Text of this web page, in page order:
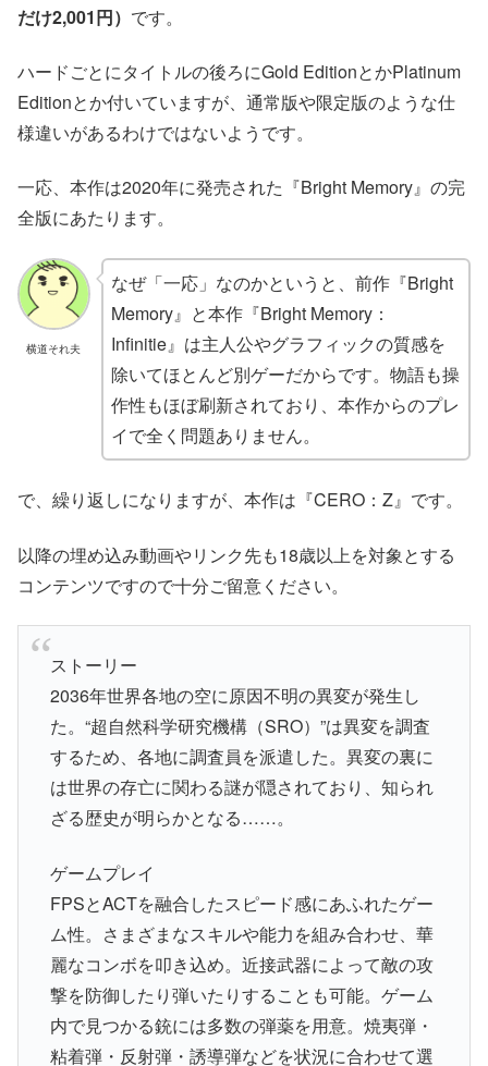
だけ2,001円） です。
ハードごとにタイトルの後ろにGold EditionとかPlatinum
Editionとか付いていますが、通常版や限定版のような仕
様違いがあるわけではないようです。
一応、本作は2020年に発売された『Bright Memory』の完
全版にあたります。
横道それ夫
なぜ「一応」なのかというと、前作『Bright
Memory』と本作『Bright Memory：
Infinitie』は主人公やグラフィックの質感を
除いてほとんど別ゲーだからです。物語も操
作性もほぼ刷新されており、本作からのプレ
イで全く問題ありません。
で、繰り返しになりますが、本作は『CERO：Z』です。
以降の埋め込み動画やリンク先も18歳以上を対象とする
コンテンツですので十分ご留意ください。
ストーリー
2036年世界各地の空に原因不明の異変が発生し
た。“超自然科学研究機構（SRO）”は異変を調査
するため、各地に調査員を派遣した。異変の裏に
は世界の存亡に関わる謎が隠されており、知られ
ざる歴史が明らかとなる……。
ゲームプレイ
FPSとACTを融合したスピード感にあふれたゲー
ム性。さまざまなスキルや能力を組み合わせ、華
麗なコンボを叩き込め。近接武器によって敵の攻
撃を防御したり弾いたりすることも可能。ゲーム
内で見つかる銃には多数の弾薬を用意。焼夷弾・
粘着弾・反射弾・誘導弾などを状況に合わせて選